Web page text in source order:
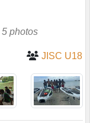
5 photos
JISC U18